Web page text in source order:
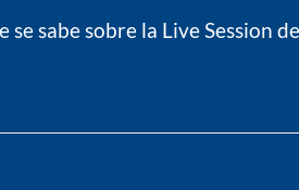
sabe sobre la Live Session